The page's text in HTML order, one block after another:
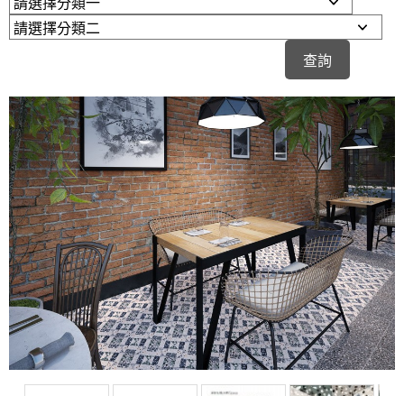
開車：中山路1段 到永平路路口(樂華夜市口)門口可
停車
捷運： 中和線【頂溪站 2 號出口】往中山路1段139
號約10分鐘
原Line已滿 無法加Line好友 請親愛的客戶加入
LINE官方帳號@a0975005573